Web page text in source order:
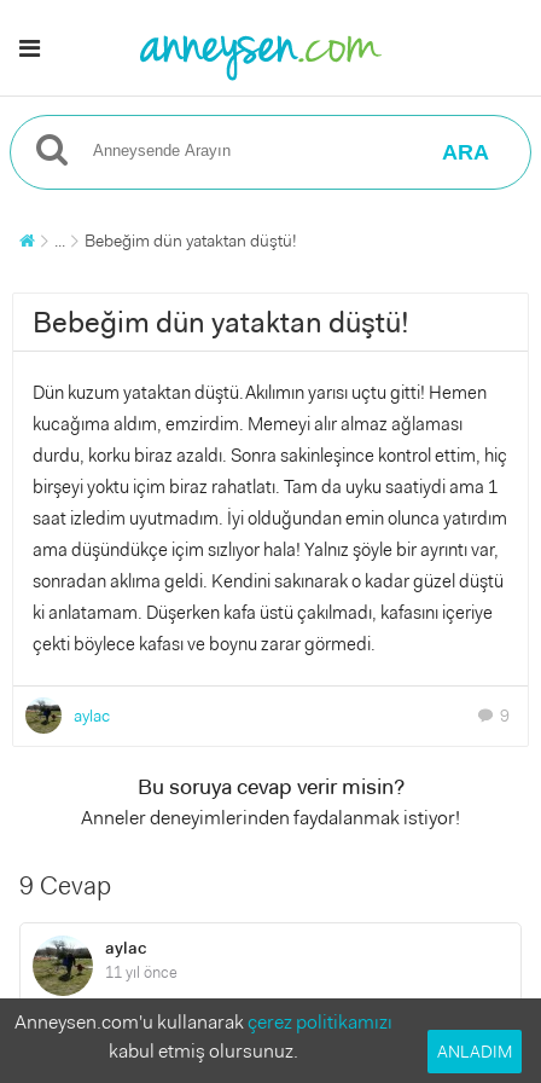
ARA
... Bebeğim dün yataktan düştü!
Bebeğim dün yataktan düştü!
Dün kuzum yataktan düştü.Akılımın yarısı uçtu gitti! Hemen
kucağıma aldım, emzirdim. Memeyi alır almaz ağlaması
durdu, korku biraz azaldı. Sonra sakinleşince kontrol ettim, hiç
birşeyi yoktu içim biraz rahatlatı. Tam da uyku saatiydi ama 1
saat izledim uyutmadım. İyi olduğundan emin olunca yatırdım
ama düşündükçe içim sızlıyor hala! Yalnız şöyle bir ayrıntı var,
sonradan aklıma geldi. Kendini sakınarak o kadar güzel düştü
ki anlatamam. Düşerken kafa üstü çakılmadı, kafasını içeriye
çekti böylece kafası ve boynu zarar görmedi.
aylac chat 9
Bu soruya cevap verir misin?
Anneler deneyimlerinden faydalanmak istiyor!
9 Cevap
aylac
11 yıl önce
meleklerimm bir daha düşerse direk sana sorarım :) baya
Anneysen.com'u kullanarakçerez politikamızı
kabul etmiş olursunuz.
ANLADIM